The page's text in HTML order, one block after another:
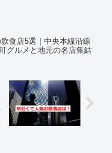
食店5選｜中央本線沿線
グルメと地元の名店集結